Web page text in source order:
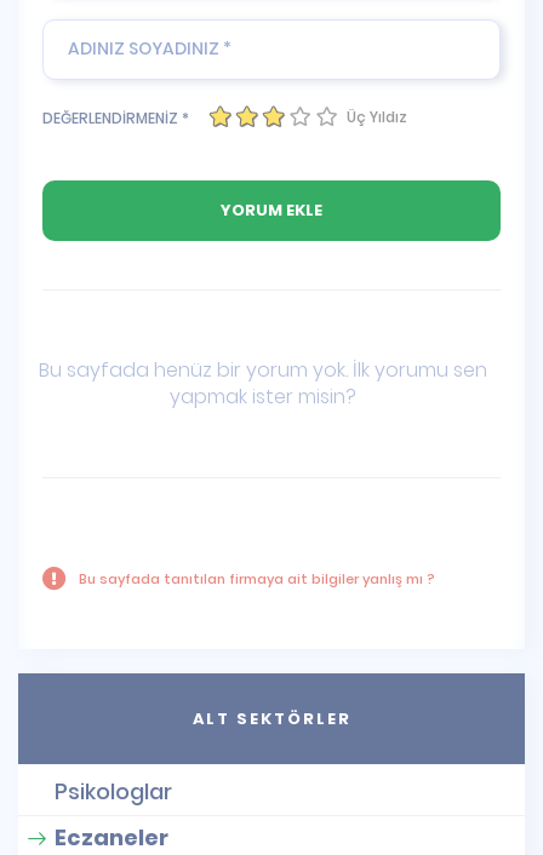
DEĞERLENDİRMENİZ * Üç Yıldız
Bu sayfada henüz bir yorum yok. İlk yorumu sen
yapmak ister misin?
Bu sayfada tanıtılan firmaya ait bilgiler yanlış mı ?
ALT SEKTÖRLER
Psikologlar
Eczaneler